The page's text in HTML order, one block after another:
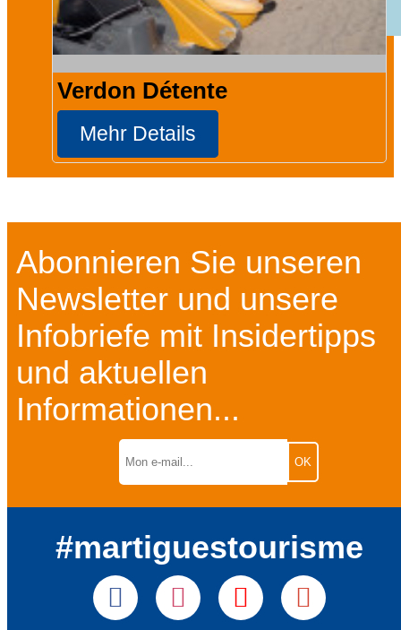
Verdon Détente
Mehr Details
Abonnieren Sie unseren
Newsletter und unsere
Infobriefe mit Insidertipps
und aktuellen
Informationen...
#martiguestourisme